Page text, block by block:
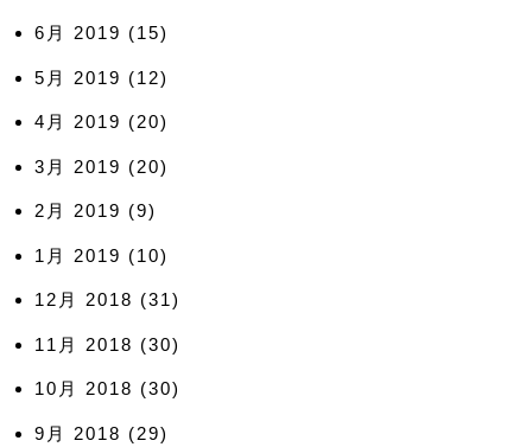
6月 2019 (15)
5月 2019 (12)
4月 2019 (20)
3月 2019 (20)
2月 2019 (9)
1月 2019 (10)
12月 2018 (31)
11月 2018 (30)
10月 2018 (30)
9月 2018 (29)